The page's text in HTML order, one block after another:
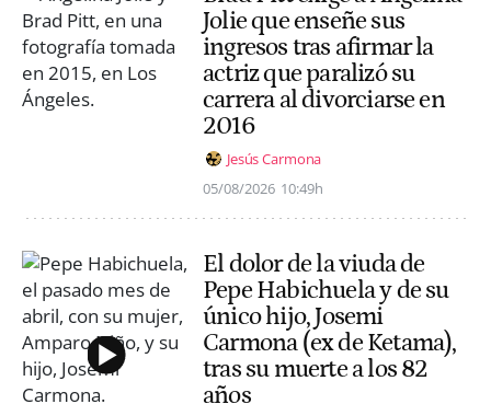
Jolie que enseñe sus
ingresos tras afirmar la
actriz que paralizó su
carrera al divorciarse en
2016
Jesús Carmona
05/08/2026 10:49h
El dolor de la viuda de
Pepe Habichuela y de su
único hijo, Josemi
Carmona (ex de Ketama),
tras su muerte a los 82
años